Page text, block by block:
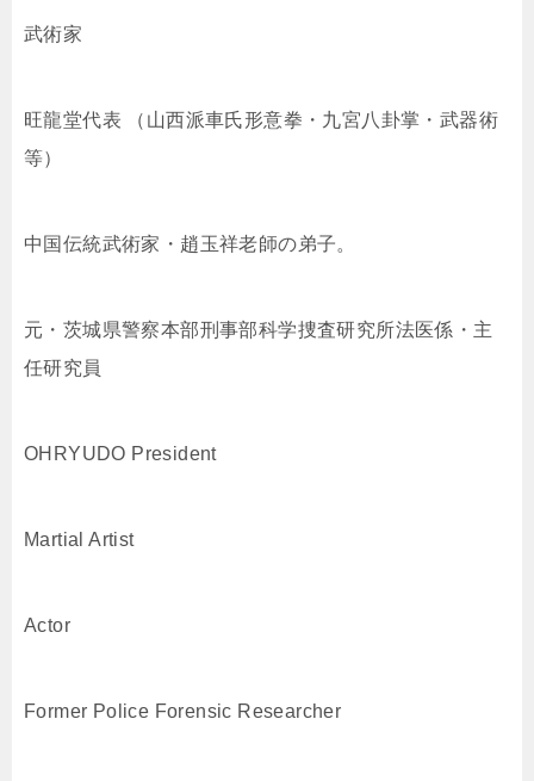
武術家
旺龍堂代表 （山西派車氏形意拳・九宮八卦掌・武器術
等）
中国伝統武術家・趙玉祥老師の弟子。
元・茨城県警察本部刑事部科学捜査研究所法医係・主
任研究員
OHRYUDO President
Martial Artist
Actor
Former Police Forensic Researcher